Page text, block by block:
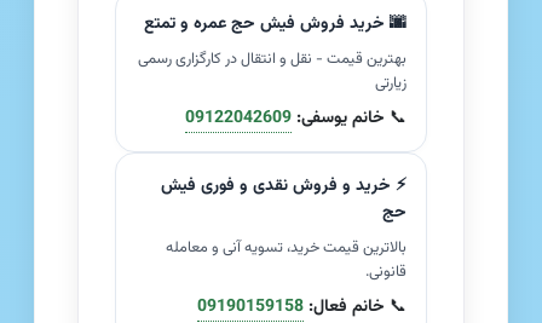
🌆 خرید فروش فیش حج عمره و تمتع
بهترین قیمت - نقل و انتقال در کارگزاری رسمی
زیارتی
📞 خانم یوسفی: 09122042609
⚡ خرید و فروش نقدی و فوری فیش
حج
بالاترین قیمت خرید، تسویه آنی و معامله
قانونی.
📞 خانم فعال: 09190159158